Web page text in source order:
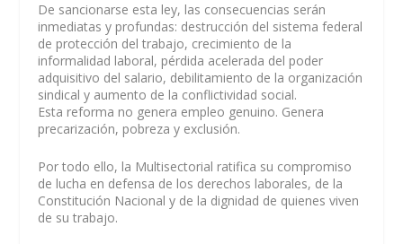
De sancionarse esta ley, las consecuencias serán
inmediatas y profundas: destrucción del sistema federal
de protección del trabajo, crecimiento de la
informalidad laboral, pérdida acelerada del poder
adquisitivo del salario, debilitamiento de la organización
sindical y aumento de la conflictividad social.
Esta reforma no genera empleo genuino. Genera
precarización, pobreza y exclusión.
Por todo ello, la Multisectorial ratifica su compromiso
de lucha en defensa de los derechos laborales, de la
Constitución Nacional y de la dignidad de quienes viven
de su trabajo.